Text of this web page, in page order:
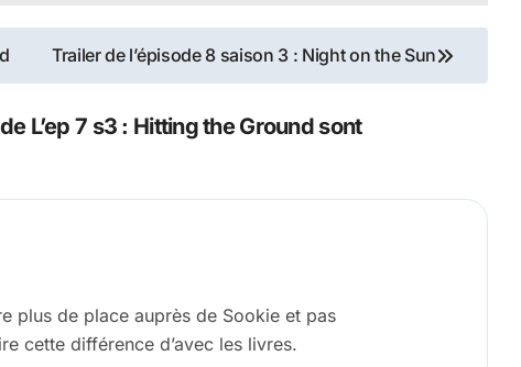
Trailer de l’épisode 8 saison 3 : Night on the Sun
L’ep 7 s3 : Hitting the Ground sont
plus de place auprès de Sookie et pas
cette différence d’avec les livres.